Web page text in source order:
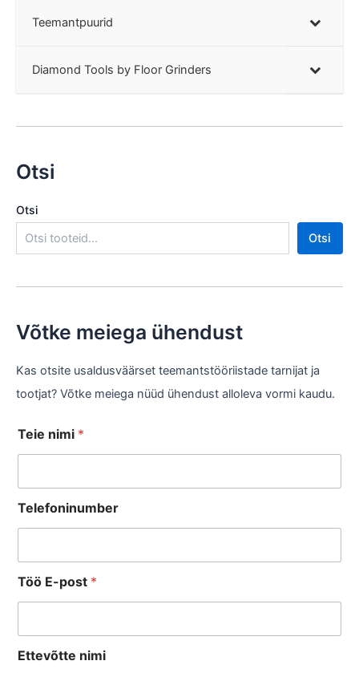
Teemantpuurid
Diamond Tools by Floor Grinders
Otsi
Otsi
Otsi
Võtke meiega ühendust
Kas otsite usaldusväärset teemantstööriistade tarnijat ja
tootjat? Võtke meiega nüüd ühendust alloleva vormi kaudu.
Teie nimi *
Telefoninumber
Töö E-post *
Ettevõtte nimi